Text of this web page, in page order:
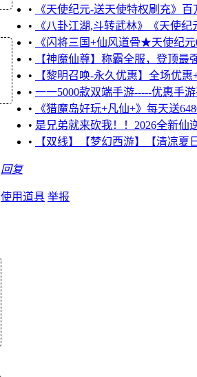
•
《天使纪元-送天使特权刷充》
•
《八卦江湖,斗转武林》《天使
•
《闪将三国+仙风道骨★天使纪
•
【神魔仙尊】称霸全服，登顶最
•
【黎明召唤-永久优惠】全场优
• 一一5000款双端手游-----优惠
•
《猎魔岛好玩+凡仙+》每天送
• 是兄弟就来砍我！！2026全新仙
•
【双线】【梦幻西游】【清凉
回复
使用道具 举报